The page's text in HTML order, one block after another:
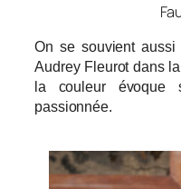
On se souvient aussi
Audrey Fleurot dans
la couleur évoque
passionnée.